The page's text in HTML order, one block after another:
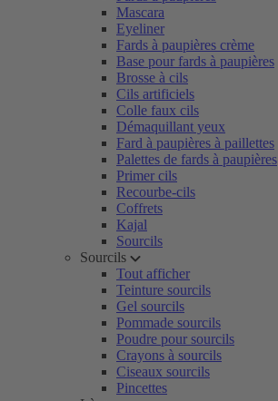
Mascara
Eyeliner
Fards à paupières crème
Base pour fards à paupières
Brosse à cils
Cils artificiels
Colle faux cils
Démaquillant yeux
Fard à paupières à paillettes
Palettes de fards à paupières
Primer cils
Recourbe-cils
Coffrets
Kajal
Sourcils
Sourcils
Tout afficher
Teinture sourcils
Gel sourcils
Pommade sourcils
Poudre pour sourcils
Crayons à sourcils
Ciseaux sourcils
Pincettes